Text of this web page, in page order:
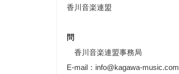
香川音楽連盟
問
香川音楽連盟事務局
E-mail：info@kagawa-music.com